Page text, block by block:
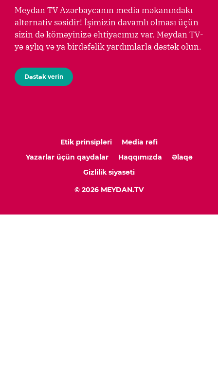
Meydan TV Azərbaycanın media məkanındakı
alternativ səsidir! İşimizin davamlı olması üçün
sizin də köməyinizə ehtiyacımız var. Meydan TV-
yə aylıq və ya birdəfəlik yardımlarla dəstək olun.
Dəstək verin
Etik prinsipləri
Media rəfi
Yazarlar üçün qaydalar
Haqqımızda
Əlaqə
Gizlilik siyasəti
© 2026 MEYDAN.TV